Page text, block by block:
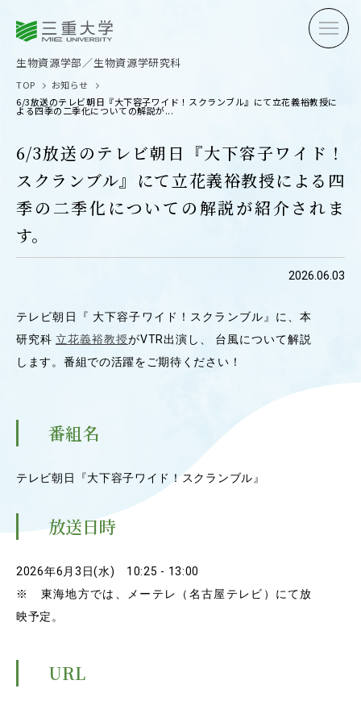
生物資源学部 生物資源学研究科
受験生の方へ 在学生
オープンキャンパス
OUR OPEN
学問探求セミナー
学生研究紹介・
学部概要
TOP
お知らせ
6/3放送のテレビ朝日『大下容子ワイド！スクランブル』にて立花義裕教授に
よる四季の二季化についての解説が...
6/3放送のテレビ朝日『大下容子ワイド！
スクランブル』にて立花義裕教授による四
季の二季化についての解説が紹介されま
す。
2026.06.03
テレビ朝日『 大下容子ワイド！スクランブル』に、本
研究科 立花義裕教授がVTR出演し、 台風について解説
します。番組での活躍をご期待ください！
番組名
テレビ朝日『大下容子ワイド！スクランブル』
放送日時
2026年6月3日(水) 10:25 - 13:00
※ 東海地方では、メーテレ（名古屋テレビ）にて放
映予定。
URL